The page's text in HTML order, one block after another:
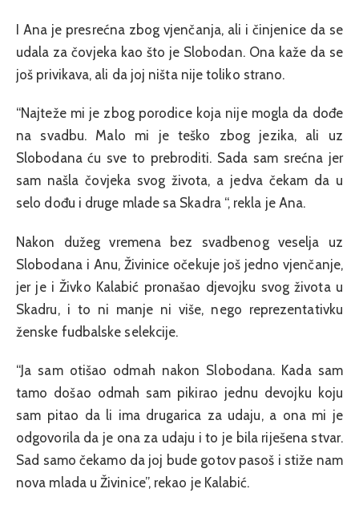
I Ana je presrećna zbog vjenčanja, ali i činjenice da se
udala za čovjeka kao što je Slobodan. Ona kaže da se
još privikava, ali da joj ništa nije toliko strano.
“Najteže mi je zbog porodice koja nije mogla da dođe
na svadbu. Malo mi je teško zbog jezika, ali uz
Slobodana ću sve to prebroditi. Sada sam srećna jer
sam našla čovjeka svog života, a jedva čekam da u
selo dođu i druge mlade sa Skadra “, rekla je Ana.
Nakon dužeg vremena bez svadbenog veselja uz
Slobodana i Anu, Živinice očekuje još jedno vjenčanje,
jer je i Živko Kalabić pronašao djevojku svog života u
Skadru, i to ni manje ni više, nego reprezentativku
ženske fudbalske selekcije.
“Ja sam otišao odmah nakon Slobodana. Kada sam
tamo došao odmah sam pikirao jednu devojku koju
sam pitao da li ima drugarica za udaju, a ona mi je
odgovorila da je ona za udaju i to je bila riješena stvar.
Sad samo čekamo da joj bude gotov pasoš i stiže nam
nova mlada u Živinice”, rekao je Kalabić.